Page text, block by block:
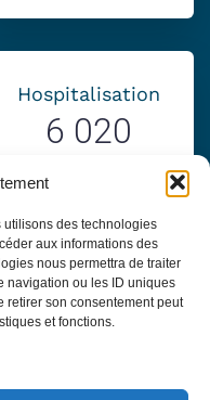
utilisons des technologies
aux informations des
nous permettra de traiter
navigation ou les ID uniques
retirer son consentement peut
et fonctions.
Hospitalisation
6 020
Plus de chiffres